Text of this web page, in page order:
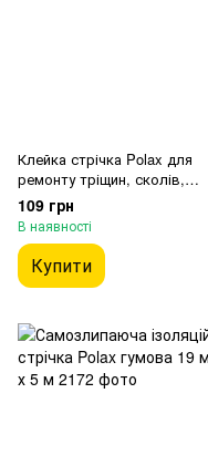
Клейка стрічка Polax для
ремонту тріщин, сколів,
плівки та брезента 60 мм х 5
м
109 грн
В наявності
Купити